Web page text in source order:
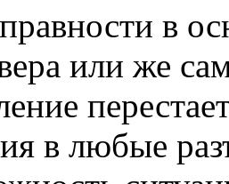
в
или же
в любые